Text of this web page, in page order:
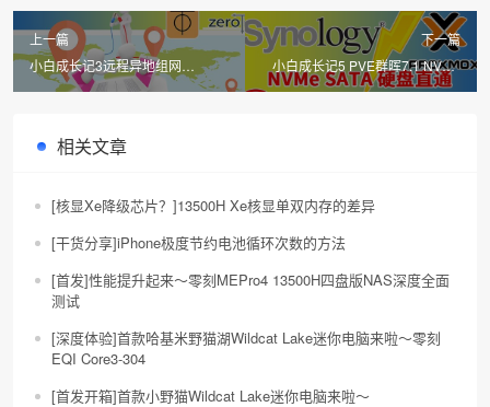
上一篇
小白成长记3远程异地组网
OpenWRT插件ZeroTier虚拟局域
下一篇
小白成长记5 PVE群晖7.1 NVMe
SATA直通硬盘 N5105群安装教程
相关文章
[核显Xe降级芯片？]13500H Xe核显单双内存的差异
[干货分享]iPhone极度节约电池循环次数的方法
[首发]性能提升起来～零刻MEPro4 13500H四盘版NAS深度全面
测试
[深度体验]首款哈基米野猫湖Wildcat Lake迷你电脑来啦～零刻
EQI Core3-304
[首发开箱]首款小野猫Wildcat Lake迷你电脑来啦～